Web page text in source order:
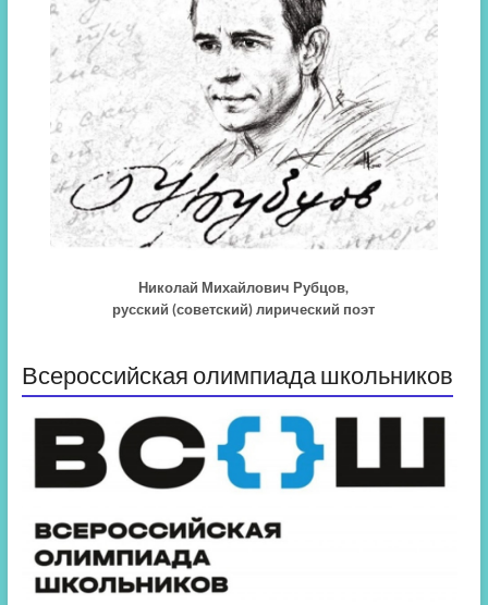
Николай Михайлович Рубцов,
русский (советский) лирический поэт
Всероссийская олимпиада школьников